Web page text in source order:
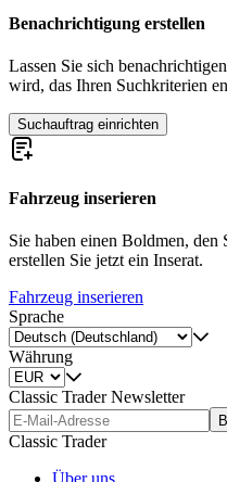
Benachrichtigung erstellen
Lassen Sie sich
wird, das Ihren Suchkriterien
Suchauftrag einrichten
Fahrzeug inserieren
Sie haben einen Boldmen,
erstellen Sie jetzt ein Inserat.
Fahrzeug inserieren
Sprache
Währung
Classic Trader Newsletter
Classic Trader